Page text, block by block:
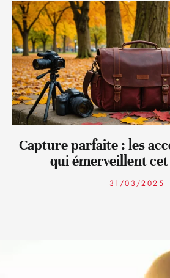
Capture parfaite : les
qui émerveillent
31/03/2025